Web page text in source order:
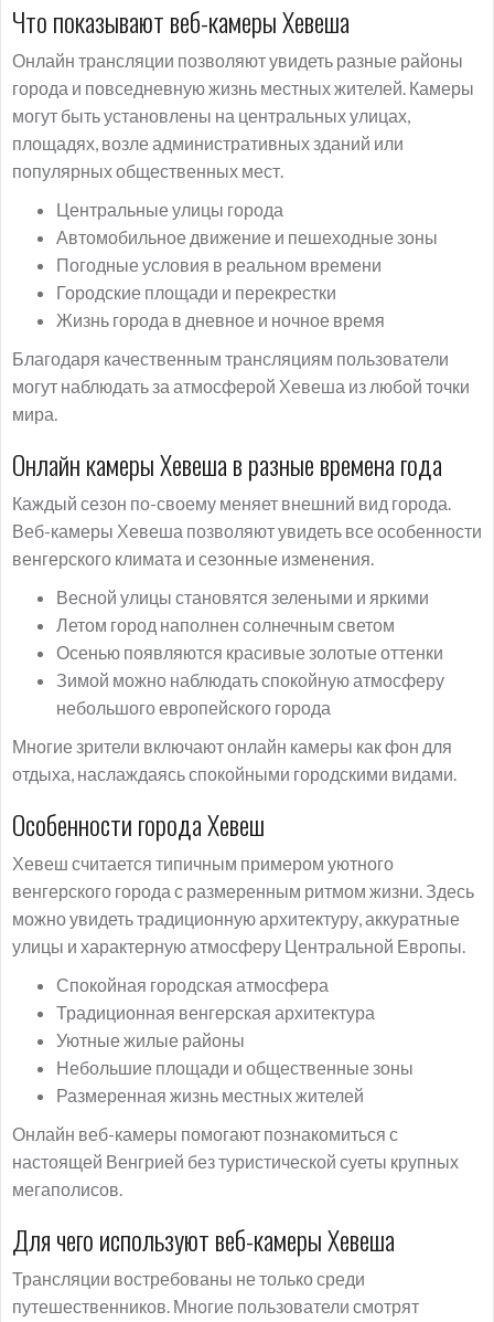
Что показывают веб-камеры Хевеша
Онлайн трансляции позволяют увидеть разные районы
города и повседневную жизнь местных жителей. Камеры
могут быть установлены на центральных улицах,
площадях, возле административных зданий или
популярных общественных мест.
Центральные улицы города
Автомобильное движение и пешеходные зоны
Погодные условия в реальном времени
Городские площади и перекрестки
Жизнь города в дневное и ночное время
Благодаря качественным трансляциям пользователи
могут наблюдать за атмосферой Хевеша из любой точки
мира.
Онлайн камеры Хевеша в разные времена года
Каждый сезон по-своему меняет внешний вид города.
Веб-камеры Хевеша позволяют увидеть все особенности
венгерского климата и сезонные изменения.
Весной улицы становятся зелеными и яркими
Летом город наполнен солнечным светом
Осенью появляются красивые золотые оттенки
Зимой можно наблюдать спокойную атмосферу
небольшого европейского города
Многие зрители включают онлайн камеры как фон для
отдыха, наслаждаясь спокойными городскими видами.
Особенности города Хевеш
Хевеш считается типичным примером уютного
венгерского города с размеренным ритмом жизни. Здесь
можно увидеть традиционную архитектуру, аккуратные
улицы и характерную атмосферу Центральной Европы.
Спокойная городская атмосфера
Традиционная венгерская архитектура
Уютные жилые районы
Небольшие площади и общественные зоны
Размеренная жизнь местных жителей
Онлайн веб-камеры помогают познакомиться с
настоящей Венгрией без туристической суеты крупных
мегаполисов.
Для чего используют веб-камеры Хевеша
Трансляции востребованы не только среди
путешественников. Многие пользователи смотрят